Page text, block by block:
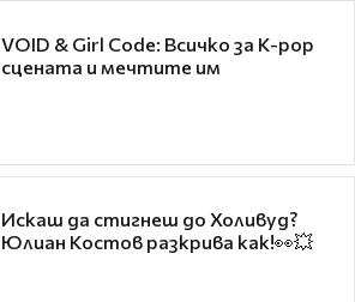
VOID & Girl Code: Всичко за K-pop
сцената и мечтите им
Искаш да стигнеш до Холивуд?
Юлиан Костов разкрива как!👀💥